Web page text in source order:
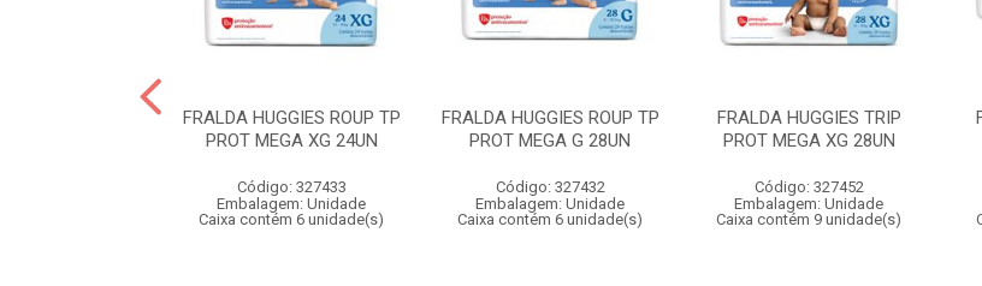
FRALDA HUGGIES ROUP TP
PROT MEGA XG 24UN
Código: 327433
Embalagem: Unidade
Caixa contém 6 unidade(s)
FRALDA HUGGIES ROUP TP
PROT MEGA G 28UN
Código: 327432
Embalagem: Unidade
Caixa contém 6 unidade(s)
FRALDA HUGGIES TRIP
PROT MEGA XG 28UN
Código: 327452
Embalagem: Unidade
Caixa contém 9 unidade(s)